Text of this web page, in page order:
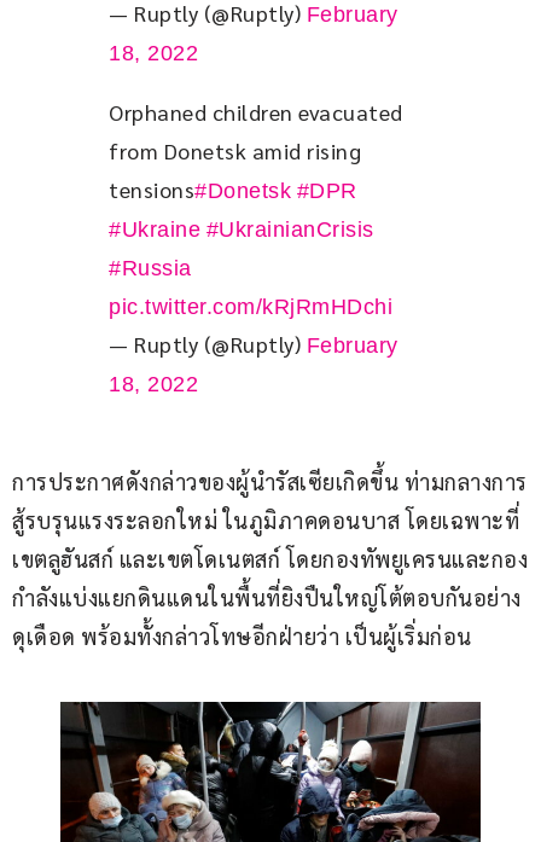
— Ruptly (@Ruptly) February
18, 2022
Orphaned children evacuated
from Donetsk amid rising
tensions#Donetsk #DPR
#Ukraine #UkrainianCrisis
#Russia
pic.twitter.com/kRjRmHDchi
— Ruptly (@Ruptly) February
18, 2022
การประกาศดังกล่าวของผู้นำรัสเซียเกิดขึ้น ท่ามกลางการ
สู้รบรุนแรงระลอกใหม่ ในภูมิภาคดอนบาส โดยเฉพาะที่
เขตลูฮันสก์ และเขตโดเนตสก์ โดยกองทัพยูเครนและกอง
กำลังแบ่งแยกดินแดนในพื้นที่ยิงปืนใหญ่โต้ตอบกันอย่าง
ดุเดือด พร้อมทั้งกล่าวโทษอีกฝ่ายว่า เป็นผู้เริ่มก่อน